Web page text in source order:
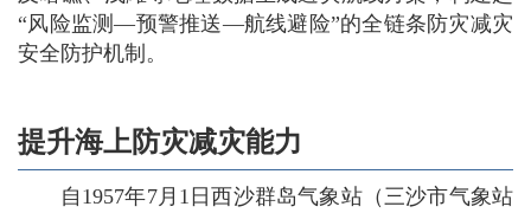
“风险监测—预警推送—航线避险”的全链条防灾减灾
安全防护机制。
提升海上防灾减灾能力
自1957年7月1日西沙群岛气象站（三沙市气象站